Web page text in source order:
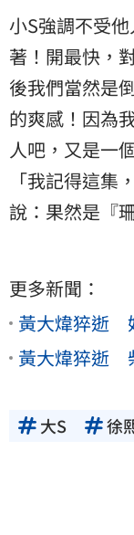
小S強調不受
著！開最快，
後我們當然是
的爽感！因為
人吧，又是一
「我記得這集
說：果然是『
更多新聞：
黃大煒猝逝
黃大煒猝逝
大S 徐